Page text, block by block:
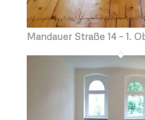
Mandauer Straße 14 – 1.